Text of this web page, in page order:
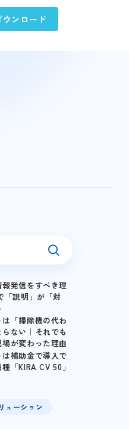
ウンロード
発信をすべき理
「説明」が「対
「掃除機の代わ
ない｜それでも
が変わった理由
補助金で導入で
「KIRA CV 50」
ューション